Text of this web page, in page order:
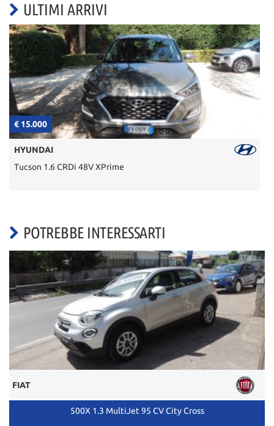
ULTIMI ARRIVI
€ 15.000
HYUNDAI
Tucson 1.6 CRDi 48V XPrime
POTREBBE INTERESSARTI
FIAT
500X 1.3 MultiJet 95 CV City Cross